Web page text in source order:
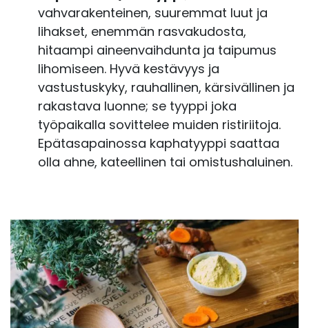
vahvarakenteinen, suuremmat luut ja
lihakset, enemmän rasvakudosta,
hitaampi aineenvaihdunta ja taipumus
lihomiseen. Hyvä kestävyys ja
vastustuskyky, rauhallinen, kärsivällinen ja
rakastava luonne; se tyyppi joka
työpaikalla sovittelee muiden ristiriitoja.
Epätasapainossa kaphatyyppi saattaa
olla ahne, kateellinen tai omistushaluinen.